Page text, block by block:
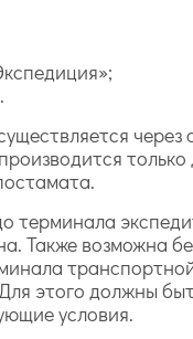
через
только
терминала
Также возможна
этого должны
условия.